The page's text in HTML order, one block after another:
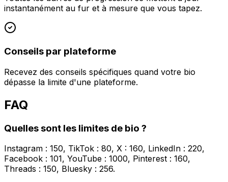
instantanément au fur et à mesure que vous tapez.
Conseils par plateforme
Recevez des conseils spécifiques quand votre bio
dépasse la limite d'une plateforme.
FAQ
Quelles sont les limites de bio ?
Instagram : 150, TikTok : 80, X : 160, LinkedIn : 220,
Facebook : 101, YouTube : 1000, Pinterest : 160,
Threads : 150, Bluesky : 256.